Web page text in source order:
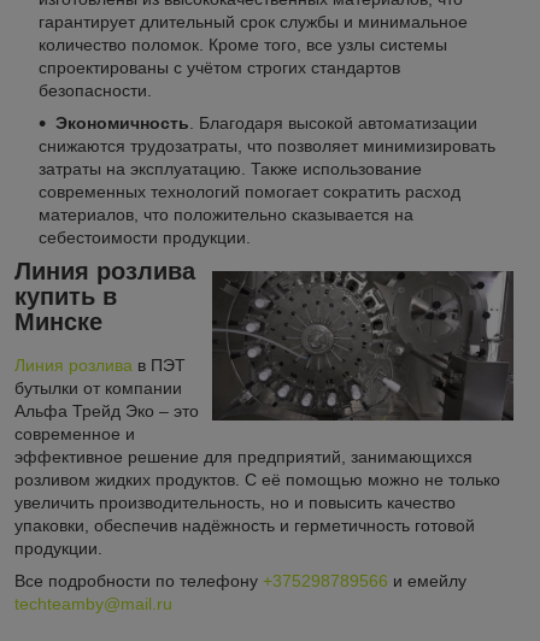
гарантирует длительный срок службы и минимальное
количество поломок. Кроме того, все узлы системы
спроектированы с учётом строгих стандартов
безопасности.
Экономичность. Благодаря высокой автоматизации
снижаются трудозатраты, что позволяет минимизировать
затраты на эксплуатацию. Также использование
современных технологий помогает сократить расход
материалов, что положительно сказывается на
себестоимости продукции.
Линия розлива
купить в
Минске
Линия розлива в ПЭТ
бутылки от компании
Альфа Трейд Эко – это
современное и
эффективное решение для предприятий, занимающихся
розливом жидких продуктов. С её помощью можно не только
увеличить производительность, но и повысить качество
упаковки, обеспечив надёжность и герметичность готовой
продукции.
Все подробности по телефону +375298789566 и емейлу
techteamby@mail.ru